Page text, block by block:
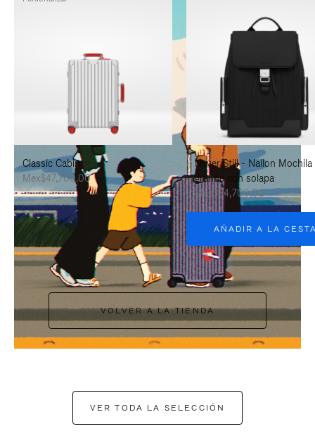
PAUSADO,
PARA
PAUSARLO.
ESTÁ
DESACTIVADO:
PULSE
PARA
ACTIVARLO.
Classic Cabin
Mex$47,700.00
Never Still - Nailon Mochila
grande con solapa
Mex$34,700.00
AÑADIR A LA
VOLVER A LA TIENDA
VER TODA LA SELECCIÓN